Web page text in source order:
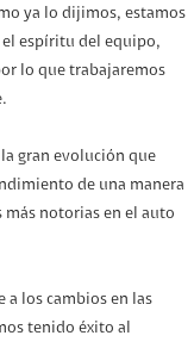
ya lo dijimos, estamos
el espíritu del equipo,
lo que trabajaremos
gran evolución que
de una manera
más notorias en el auto
a los cambios en las
tenido éxito al